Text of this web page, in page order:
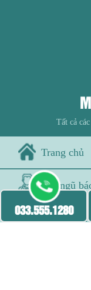
Tất cả
Trang chủ
Đội ngũ
Bệnh viêm
033.555.1280